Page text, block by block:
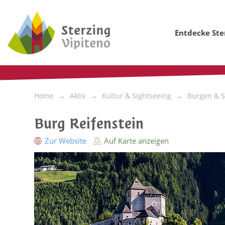
Entdecke
Home Aktiv Kultur & Sightseeing Burgen &
Burg Reifenstein
Zur Website Auf Karte anzeigen